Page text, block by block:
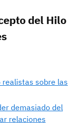
del Hilo
sobre las
demasiado del
relaciones